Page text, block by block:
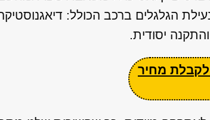
הגלגלים ברכב הכולל:
יסודית.
מחיר